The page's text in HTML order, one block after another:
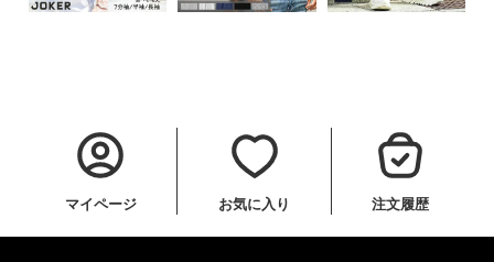
マイページ お気に入り 注文履歴